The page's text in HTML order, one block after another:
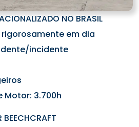
NO BRASIL
em dia
incidente
Motor: 3.700h
BEECHCRAFT